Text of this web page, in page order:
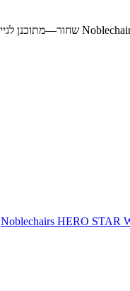
Noblechairs HERO STAR